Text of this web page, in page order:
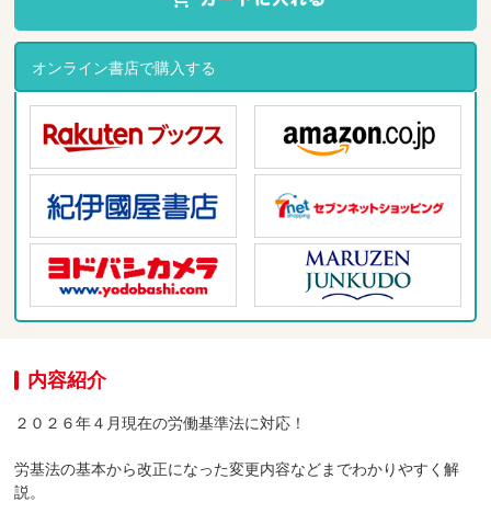
オンライン書店で購入する
内容紹介
２０２６年４月現在の労働基準法に対応！
労基法の基本から改正になった変更内容などまでわかりやすく解
説。